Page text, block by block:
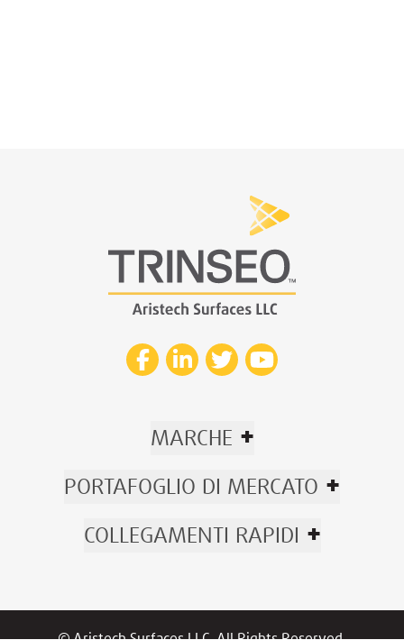
MARCHE +
PORTAFOGLIO DI MERCATO +
COLLEGAMENTI RAPIDI +